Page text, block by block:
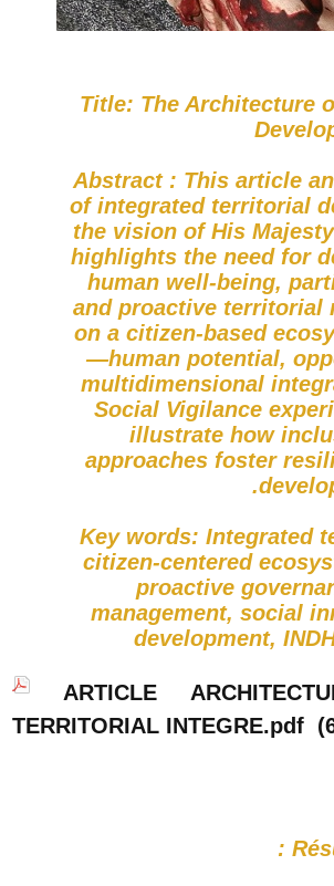
Title: The Architecture
Abstract : This article
of integrated territorial
the vision of His
highlights the need for
human well-being,
and proactive territorial
on a citizen-based
—human potential,
multidimensional
Social Vigilance
illustrate how
approaches foster
Key words: Integrated
citizen-centered
proactive
management, social
development,
ARTICLE
TERRITORIAL INTEGRE.pdf